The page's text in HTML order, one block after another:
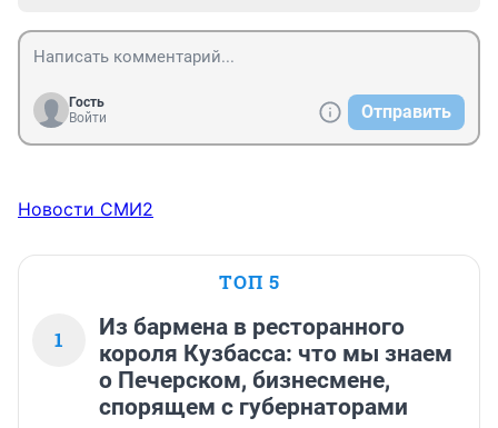
Гость
Войти
Отправить
Новости СМИ2
ТОП 5
1
Из бармена в ресторанного
короля Кузбасса: что мы знаем
о Печерском, бизнесмене,
спорящем с губернаторами